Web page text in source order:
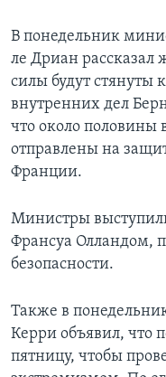
В понедельник
ле Дриан рассказал
силы будут стянуты
внутренних дел
что около половины
отправлены на
Франции.
Министры
Франсуа Олландом,
безопасности.
Также в
Керри объявил, что
пятницу, чтобы